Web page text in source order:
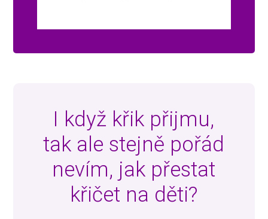
I když křik přijmu,
tak ale stejně pořád
nevím, jak přestat
křičet na děti?